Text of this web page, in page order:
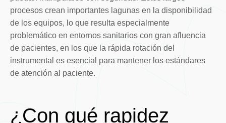
procesos crean importantes lagunas en la disponibilidad
de los equipos, lo que resulta especialmente
problemático en entornos sanitarios con gran afluencia
de pacientes, en los que la rápida rotación del
instrumental es esencial para mantener los estándares
de atención al paciente.
¿Con qué rapidez